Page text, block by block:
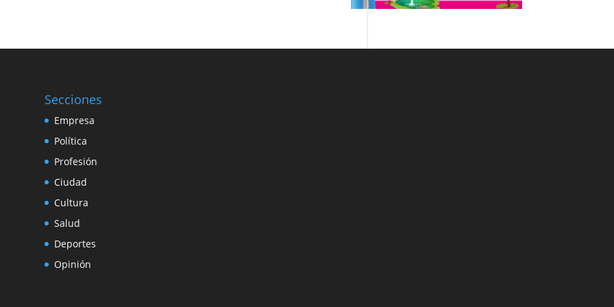
Secciones
Empresa
Política
Profesión
Ciudad
Cultura
Salud
Deportes
Opinión